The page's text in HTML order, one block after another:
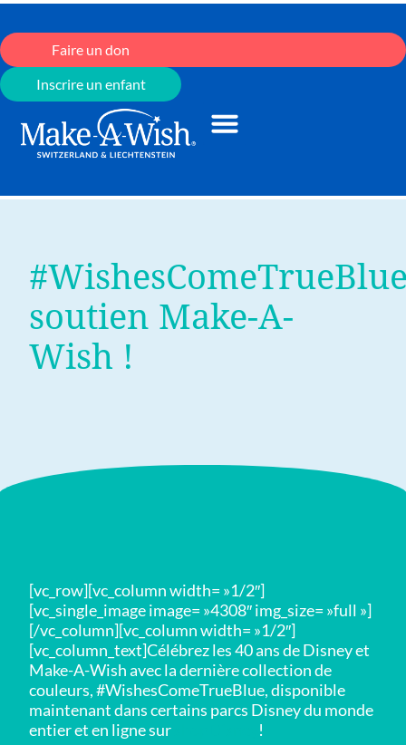
Faire un don
Inscrire un enfant
soutien Make-A-
Wish !
[vc_row][vc_column width= »1/2″]
[vc_single_image image= »4308″ img_size= »full »]
[/vc_column][vc_column width= »1/2″]
[vc_column_text]Célébrez les 40 ans de Disney et
Make-A-Wish avec la dernière collection de
couleurs, #WishesComeTrueBlue, disponible
maintenant dans certains parcs Disney du monde
entier et en ligne sur
!